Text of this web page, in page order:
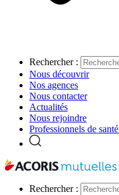
Rechercher :
Nous découvrir
Nos agences
Nous contacter
Actualités
Nous rejoindre
Professionnels de santé
Rechercher :